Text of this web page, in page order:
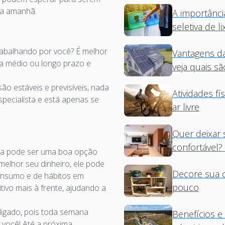
amanhã.
por você? É melhor
médio ou longo prazo e
estáveis e previsíveis, nada
e está apenas se
pode ser uma boa opção
seu dinheiro, ele pode
e de hábitos em
mais à frente, ajudando a
pois toda semana
A
seletiva de
Vantagens
veja quais
Atividades
ar livre
Quer deixar
Decore sua
pouco
Benefícios e